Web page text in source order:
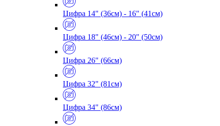
Цифра 14" (36см) - 16" (41см)
Цифра 18" (46см) - 20" (50см)
Цифра 26" (66см)
Цифра 32" (81см)
Цифра 34" (86см)